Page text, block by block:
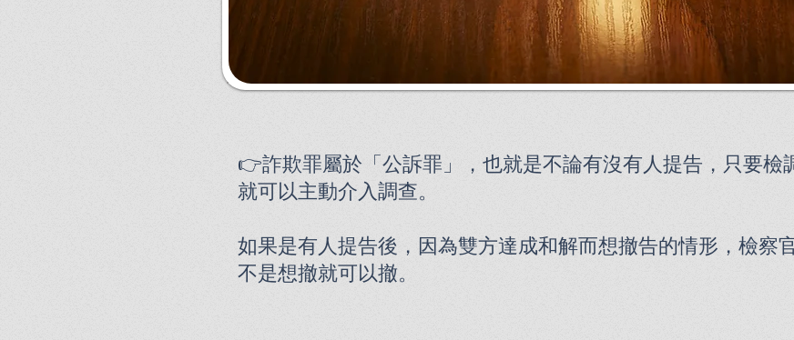
👉詐欺罪屬於「公訴罪」，也就是不論有沒有人提告，只要檢
就可以主動介入調查。
如果是有人提告後，因為雙方達成和解而想撤告的情形，檢察
不是想撤就可以撤。